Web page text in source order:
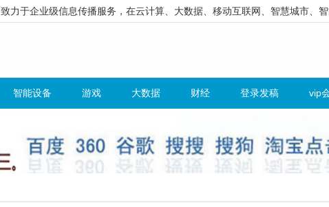
致力于企业级信息传播服务，在云计算、大数据、移动互联网、智慧城市、
智能设备 游戏 大数据 财经 登录发稿 vip